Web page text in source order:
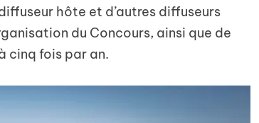
hôte et d’autres diffuseurs
du Concours, ainsi que de
cinq fois par an.